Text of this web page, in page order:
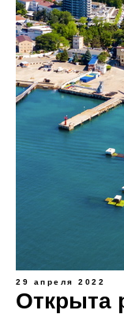
29 апреля 2022
Открыта